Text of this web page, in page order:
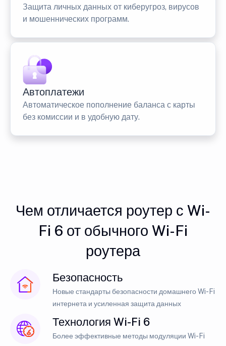
Защита личных данных от киберугроз, вирусов
и мошеннических программ.
Автоплатежи
Автоматическое пополнение баланса с карты
без комиссии и в удобную дату.
Чем отличается роутер с Wi-
Fi 6 от обычного Wi-Fi
роутера
Безопасность
Новые стандарты безопасности домашнего Wi-Fi
интернета и усиленная защита данных
Технология Wi-Fi 6
Более эффективные методы модуляции Wi-Fi